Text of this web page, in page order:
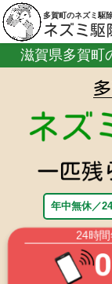
多賀町のネズミ駆
ネズミ駆
滋賀県多賀町
多
駆
年中無休／
24時